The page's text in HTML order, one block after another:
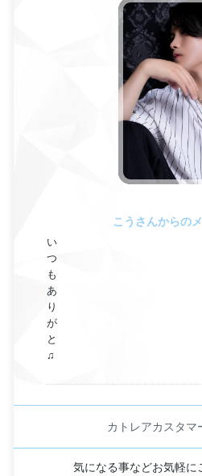
こうさんからの
い
つ
も
あ
り
が
と
♫
カトレアカスタマ
気になる事などお気軽に